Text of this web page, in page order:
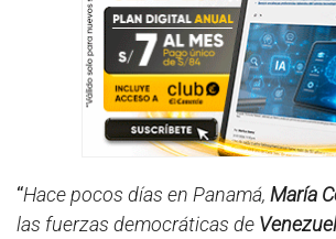
“Hace pocos días en Panamá, María
las fuerzas democráticas de